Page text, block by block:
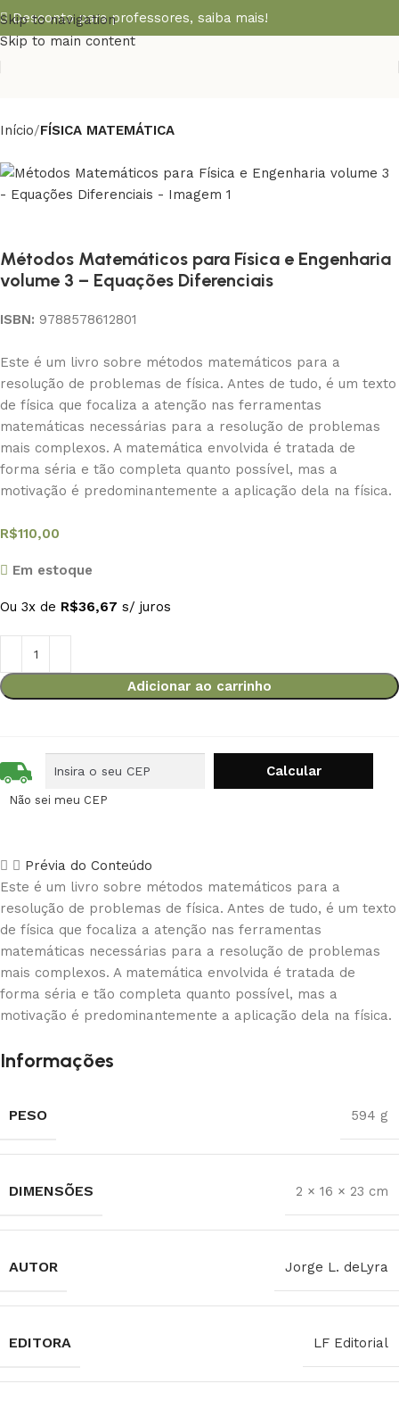
Skip to navigation
Skip to main content
Desconto para professores, saiba mais!
Início FÍSICA MATEMÁTICA
Métodos Matemáticos para Física e Engenharia
volume 3 – Equações Diferenciais
ISBN: 9788578612801
Este é um livro sobre métodos matemáticos para a
resolução de problemas de física. Antes de tudo, é um texto
de física que focaliza a atenção nas ferramentas
matemáticas necessárias para a resolução de problemas
mais complexos. A matemática envolvida é tratada de
forma séria e tão completa quanto possível, mas a
motivação é predominantemente a aplicação dela na física.
R$110,00
Em estoque
Ou 3x de R$36,67 s/ juros
Adicionar ao carrinho
Não sei meu CEP
Prévia do Conteúdo
Este é um livro sobre métodos matemáticos para a
resolução de problemas de física. Antes de tudo, é um texto
de física que focaliza a atenção nas ferramentas
matemáticas necessárias para a resolução de problemas
mais complexos. A matemática envolvida é tratada de
forma séria e tão completa quanto possível, mas a
motivação é predominantemente a aplicação dela na física.
Informações
PESO 594 g
DIMENSÕES 2 × 16 × 23 cm
AUTOR Jorge L. deLyra
EDITORA LF Editorial